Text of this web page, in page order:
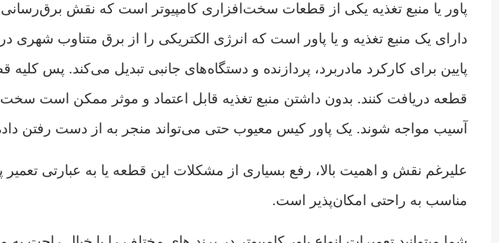
پاور یا منبع تغذیه یکی از قطعات سخت‌افزاری کامپیوتر است که نقش برق‌رسانی
دارای یک منبع تغذیه و یا پاور است که انرژی الکتریکی را از برق متناوب شهری
پایین برای کارکرد مادربرد، پردازنده و دستگاه‌های جانبی تبدیل می‌کند. پس کلیه
قطعه دریافت کنند. بدون داشتن منبع تغذیه قابل اعتماد و موثر ممکن است سخت
آسیب مواجه شوند. یک پاور کیس معیوب حتی می‌تواند منجر به از دست رفتن
علیرغم نقش و اهمیت بالا، رفع بسیاری از مشکلات این قطعه یا به عبارتی تعمیر
مناسب به راحتی امکان‌پذیر است.